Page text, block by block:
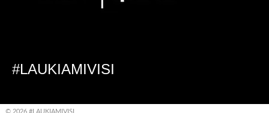
#LAUKIAMIVISI
© 2026 #LAUKIAMIVISI